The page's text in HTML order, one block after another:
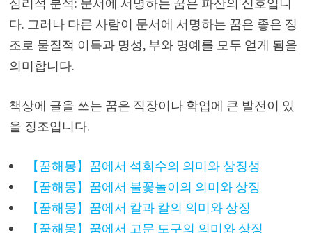
다. 그러나 다른 사람이 문서에 서명하는 꿈은 좋은 징
조로 물질적 이득과 명성, 부와 명예를 모두 얻게 됨을
의미합니다.
책상에 글을 쓰는 꿈은 직장이나 학업에 큰 발전이 있
을 징조입니다.
【꿈해몽】꿈에서 석회수의 의미와 상징성
【꿈해몽】꿈에서 불꽃놀이의 의미와 상징
【꿈해몽】꿈에서 칼과 칼의 의미와 상징
【꿈해몽】꿈에서 고문 도구의 의미와 상징